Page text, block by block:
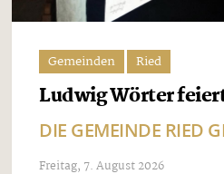
Gemeinden Ried
Ludwig Wörter
DIE GEMEINDE RIED
Freitag, 7. August 2026